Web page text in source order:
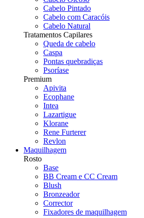
Cabelo Pintado
Cabelo com Caracóis
Cabelo Natural
Tratamentos Capilares
Queda de cabelo
Caspa
Pontas quebradiças
Psoríase
Premium
Apivita
Ecophane
Intea
Lazartigue
Klorane
Rene Furterer
Revlon
Maquilhagem
Rosto
Base
BB Cream e CC Cream
Blush
Bronzeador
Corrector
Fixadores de maquilhagem